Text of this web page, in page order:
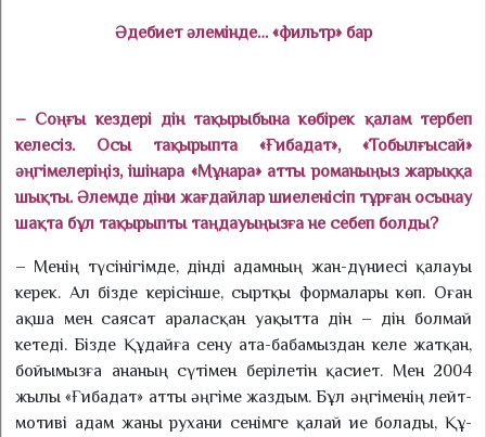
Әдебиет әлемінде… «фильтр» бар
– Соңғы кездері дін тақыры­бына көбірек қалам тербеп
келесіз. Осы тақырыпта «Ғибадат», «То­былғысай»
әңгімелеріңіз, ішінара «Мұнара» атты романыңыз жа­рық­қа
шықты. Әлемде діни жағ­дайлар шиеленісіп тұрған осынау
шақта бұл тақырыпты таң­дау­ыңыз­ға не себеп болды?
– Менің түсінігімде, дінді адамның жан-дүниесі қалауы
керек. Ал бізде керісінше, сырт­қы формалары көп. Оған
ақша мен саясат араласқан уақытта дін – дін болмай
кетеді. Бізде Құ­дайға сену ата-бабамыздан келе жатқан,
бойымызға ананың сүтімен берілетін қасиет. Мен 2004
жылы «Ғибадат» атты әң­гі­ме жаздым. Бұл әңгіменің лейт­­
мотиві адам жаны рухани сенімге қалай ие болады, Құ­